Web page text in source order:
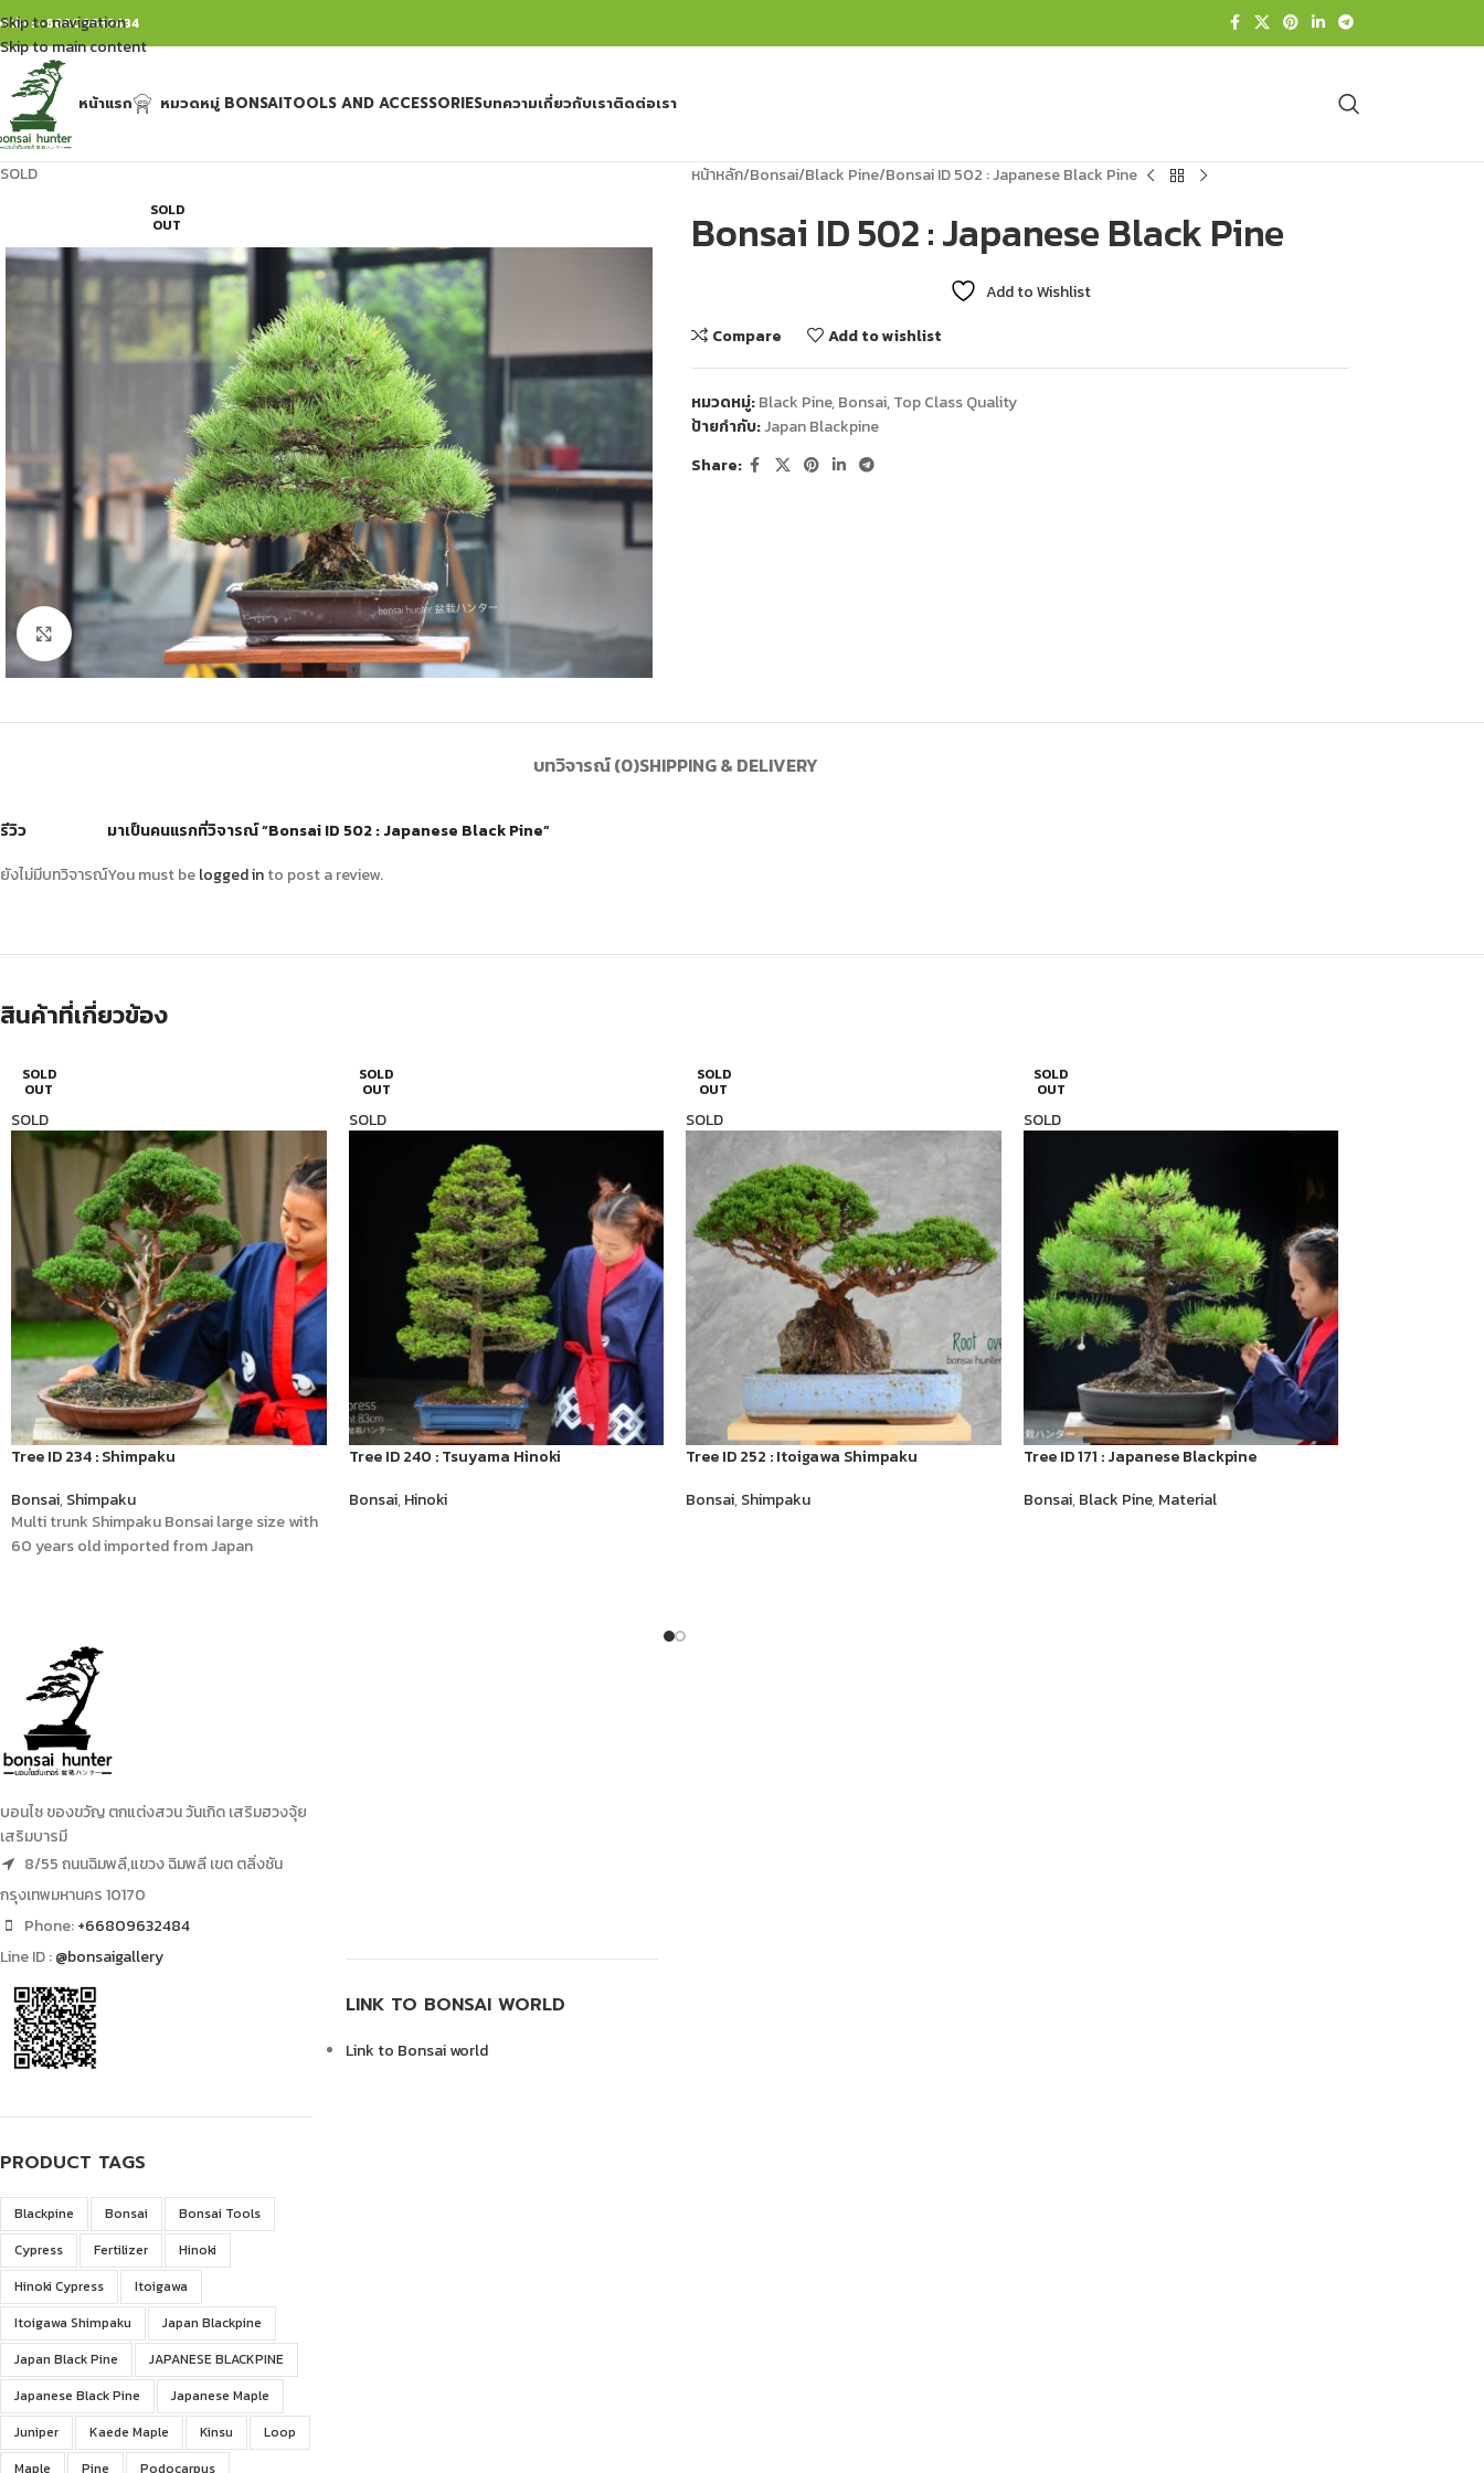
Skip to navigation
Skip to main content
ต่อ : +66809632484
หน้าแรก หมวดหมู่ BONSAITOOLS AND ACCESSORIESบทความเกี่ยวกับเราติดต่อเรา
SOLD
SOLD
OUT
Click to enlarge
หน้าหลัก Bonsai Black Pine Bonsai ID 502 : Japanese Black Pine
Bonsai ID 502 : Japanese Black Pine
Add to Wishlist
Compare
Add to wishlist
หมวดหมู่:Black Pine,Bonsai,Top Class Quality
ป้ายกำกับ:Japan Blackpine
Share:
บทวิจารณ์ (0)SHIPPING & DELIVERY
รีวิว
ยังไม่มีบทวิจารณ์
มาเป็นคนแรกที่วิจารณ์ “Bonsai ID 502 : Japanese Black Pine”
You must belogged into post a review.
สินค้าที่เกี่ยวข้อง
SOLD
OUT
SOLD
Tree ID 234 : Shimpaku
Bonsai,Shimpaku
Multi trunk Shimpaku Bonsai large size with
60 years old imported from Japan
SOLD
OUT
SOLD
Tree ID 240 : Tsuyama Hinoki
Bonsai, Hinoki
SOLD
OUT
SOLD
Tree ID 252 : Itoigawa Shimpaku
Bonsai,Shimpaku
SOLD
OUT
SOLD
Tree ID 171 : Japanese Blackpine
Bonsai, Black Pine, Material
บอนไซ ของขวัญ ตกแต่งสวน วันเกิด เสริมฮวงจุ้ย
เสริมบารมี
8/55 ถนนฉิมพลี,แขวง ฉิมพลี เขต ตลิ่งชัน
กรุงเทพมหานคร 10170
Phone:+66809632484
Line ID :@bonsaigallery
PRODUCT TAGS
Blackpine Bonsai
Bonsai Tools
Cypress
Fertilizer
Hinoki
Hinoki Cypress
Itoigawa
Itoigawa Shimpaku
Japan Blackpine
Japan Black Pine
JAPANESE BLACKPINE
Japanese Black Pine
Japanese Maple
Juniper
Kaede Maple Kinsu
Loop
Maple
Pine Podocarpus
LINK TO BONSAI WORLD
Link to Bonsai world